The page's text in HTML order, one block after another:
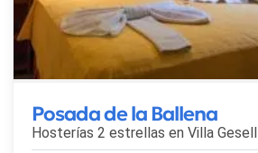
Posada de la Ballena
Hosterías 2 estrellas en Villa Gesell